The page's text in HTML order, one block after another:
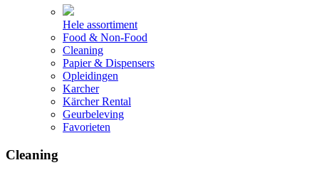
Hele assortiment
Food & Non-Food
Cleaning
Papier & Dispensers
Opleidingen
Karcher
Kärcher Rental
Geurbeleving
Favorieten
Cleaning